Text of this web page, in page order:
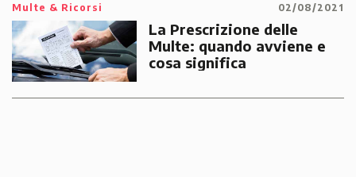
Multe & Ricorsi 02/08/2021
La Prescrizione delle
Multe: quando avviene e
cosa significa